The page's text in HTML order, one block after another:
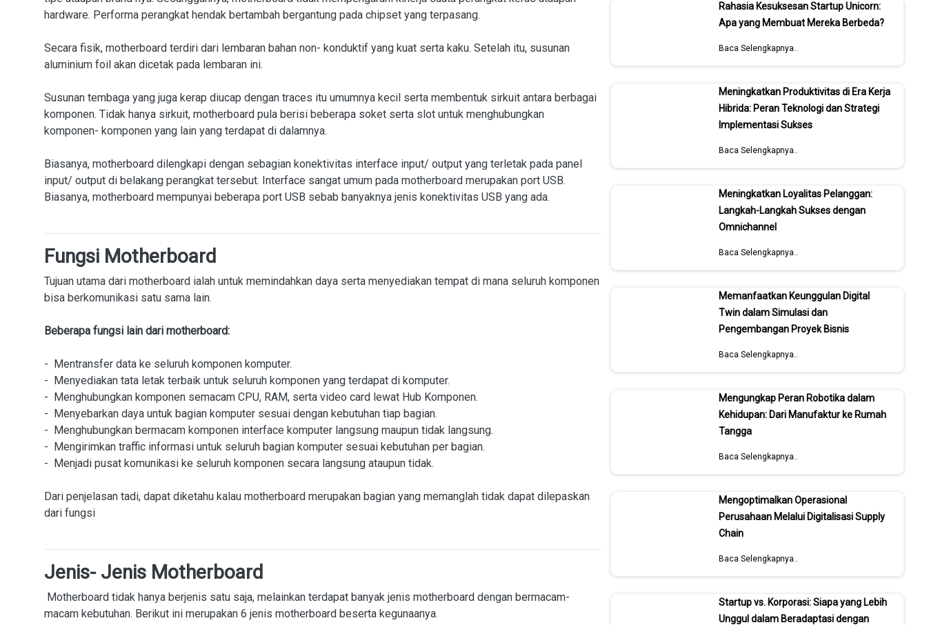
hardware. Performa perangkat hendak bertambah bergantung pada chipset yang terpasang.
Secara fisik, motherboard terdiri dari lembaran bahan non- konduktif yang kuat serta kaku. Setelah itu, susunan
aluminium foil akan dicetak pada lembaran ini.
Susunan tembaga yang juga kerap diucap dengan traces itu umumnya kecil serta membentuk sirkuit antara berbagai
komponen. Tidak hanya sirkuit, motherboard pula berisi beberapa soket serta slot untuk menghubungkan
komponen- komponen yang lain yang terdapat di dalamnya.
Biasanya, motherboard dilengkapi dengan sebagian konektivitas interface input/ output yang terletak pada panel
input/ output di belakang perangkat tersebut. Interface sangat umum pada motherboard merupakan port USB.
Biasanya, motherboard mempunyai beberapa port USB sebab banyaknya jenis konektivitas USB yang ada.
Fungsi Motherboard
Tujuan utama dari motherboard ialah untuk memindahkan daya serta menyediakan tempat di mana seluruh komponen
bisa berkomunikasi satu sama lain.
Beberapa fungsi lain dari motherboard:
- Mentransfer data ke seluruh komponen komputer.
- Menyediakan tata letak terbaik untuk seluruh komponen yang terdapat di komputer.
- Menghubungkan komponen semacam CPU, RAM, serta video card lewat Hub Komponen.
- Menyebarkan daya untuk bagian komputer sesuai dengan kebutuhan tiap bagian.
- Menghubungkan bermacam komponen interface komputer langsung maupun tidak langsung.
- Mengirimkan traffic informasi untuk seluruh bagian komputer sesuai kebutuhan per bagian.
- Menjadi pusat komunikasi ke seluruh komponen secara langsung ataupun tidak.
Dari penjelasan tadi, dapat diketahu kalau motherboard merupakan bagian yang memanglah tidak dapat dilepaskan
dari fungsi
Jenis- Jenis Motherboard
Motherboard tidak hanya berjenis satu saja, melainkan terdapat banyak jenis motherboard dengan bermacam-
macam kebutuhan. Berikut ini merupakan 6 jenis motherboard beserta kegunaanya.
Rahasia Kesuksesan Startup Unicorn:
Apa yang Membuat Mereka Berbeda?
Baca Selengkapnya..
Meningkatkan Produktivitas di Era Kerja
Hibrida: Peran Teknologi dan Strategi
Implementasi Sukses
Baca Selengkapnya..
Meningkatkan Loyalitas Pelanggan:
Langkah-Langkah Sukses dengan
Omnichannel
Baca Selengkapnya..
Memanfaatkan Keunggulan Digital
Twin dalam Simulasi dan
Pengembangan Proyek Bisnis
Baca Selengkapnya..
Mengungkap Peran Robotika dalam
Kehidupan: Dari Manufaktur ke Rumah
Tangga
Baca Selengkapnya..
Mengoptimalkan Operasional
Perusahaan Melalui Digitalisasi Supply
Chain
Baca Selengkapnya..
Startup vs. Korporasi: Siapa yang Lebih
Unggul dalam Beradaptasi dengan